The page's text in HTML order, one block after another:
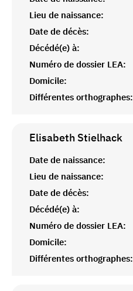
Lieu de naissance:
Date de décès:
Décédé(e) à:
Numéro de dossier LEA:
Domicile:
Différentes orthographes:
Elisabeth Stielhack
Date de naissance:
Lieu de naissance:
Date de décès:
Décédé(e) à:
Numéro de dossier LEA:
Domicile:
Différentes orthographes: